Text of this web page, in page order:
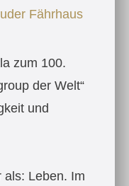
Fährhaus
zum 100.
der Welt“
und
als: Leben. Im